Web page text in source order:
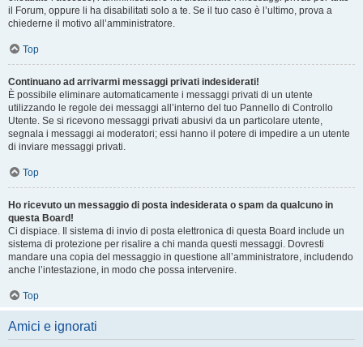
il Forum, oppure li ha disabilitati solo a te. Se il tuo caso è l’ultimo, prova a
chiederne il motivo all’amministratore.
Top
Continuano ad arrivarmi messaggi privati indesiderati!
È possibile eliminare automaticamente i messaggi privati ​​di un utente
utilizzando le regole dei messaggi all’interno del tuo Pannello di Controllo
Utente. Se si ricevono messaggi privati ​​abusivi da un particolare utente,
segnala i messaggi ai moderatori; essi hanno il potere di impedire a un utente
di inviare messaggi privati​​.
Top
Ho ricevuto un messaggio di posta indesiderata o spam da qualcuno in
questa Board!
Ci dispiace. Il sistema di invio di posta elettronica di questa Board include un
sistema di protezione per risalire a chi manda questi messaggi. Dovresti
mandare una copia del messaggio in questione all’amministratore, includendo
anche l’intestazione, in modo che possa intervenire.
Top
Amici e ignorati